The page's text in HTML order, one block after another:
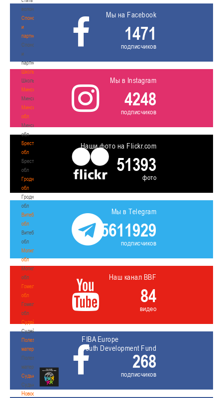
волонтером
Спонсоры
и
партнеры
Спонсоры
и
партнеры
Школы
Школы
Минск
Минск
Минская
обл
Минская
обл
Брестская
обл
Брестская
обл
Гродненская
обл
Гродненская
обл
Витебская
обл
Витебская
обл
Могилевская
обл
Могилевская
обл
Гомельская
обл
Гомельская
обл
Судейство
Судейство
Полезные
материалы
Полезные
материалы
Судьи
Судьи
Новости
Мы на Facebook
1471
подписчиков
Мы в Instagram
4248
подписчиков
Наши фото на Flickr.com
51393
фото
Мы в Telegram
5611929
подписчиков
Наш канал BBF
84
видео
FIBA Europe
Youth Development Fund
268
подписчиков